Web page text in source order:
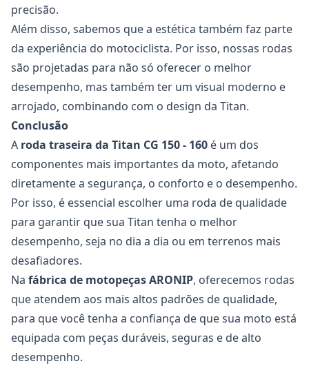
precisão.
Além disso, sabemos que a estética também faz parte
da experiência do motociclista. Por isso, nossas rodas
são projetadas para não só oferecer o melhor
desempenho, mas também ter um visual moderno e
arrojado, combinando com o design da Titan.
Conclusão
A roda traseira da Titan CG 150 - 160 é um dos
componentes mais importantes da moto, afetando
diretamente a segurança, o conforto e o desempenho.
Por isso, é essencial escolher uma roda de qualidade
para garantir que sua Titan tenha o melhor
desempenho, seja no dia a dia ou em terrenos mais
desafiadores.
Na fábrica de motopeças ARONIP, oferecemos rodas
que atendem aos mais altos padrões de qualidade,
para que você tenha a confiança de que sua moto está
equipada com peças duráveis, seguras e de alto
desempenho.